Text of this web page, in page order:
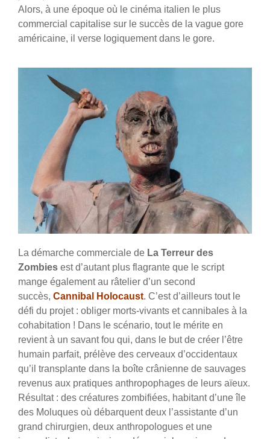
Alors, à une époque où le cinéma italien le plus
commercial capitalise sur le succès de la vague gore
américaine, il verse logiquement dans le gore.
La démarche commerciale de La Terreur des
Zombies est d’autant plus flagrante que le script
mange également au râtelier d’un second
succès, Cannibal Holocaust. C’est d’ailleurs tout le
défi du projet : obliger morts-vivants et cannibales à la
cohabitation ! Dans le scénario, tout le mérite en
revient à un savant fou qui, dans le but de créer l’être
humain parfait, prélève des cerveaux d’occidentaux
qu’il transplante dans la boîte crânienne de sauvages
revenus aux pratiques anthropophages de leurs aïeux.
Résultat : des créatures zombifiées, habitant d’une île
des Moluques où débarquent deux l’assistante d’un
grand chirurgien, deux anthropologues et une